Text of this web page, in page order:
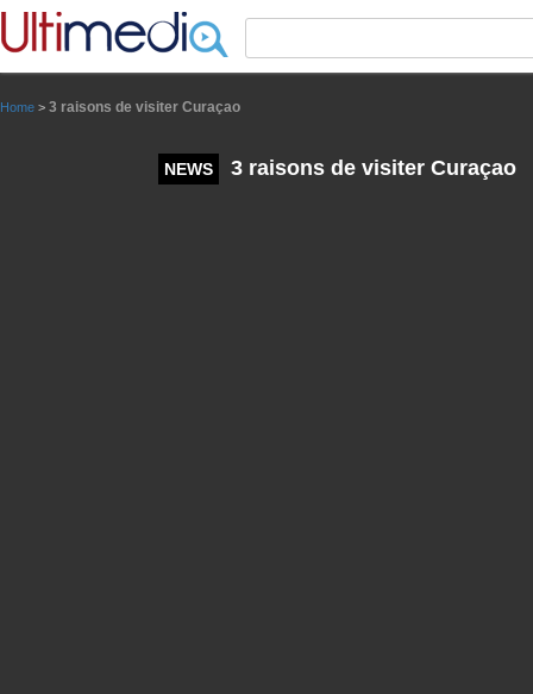
Home > 3 raisons de visiter Curaçao
NEWS 3 raisons de visiter Curaçao
Panneau de gestion des cookies